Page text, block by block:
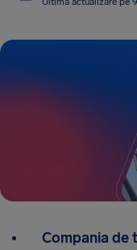
Compania de